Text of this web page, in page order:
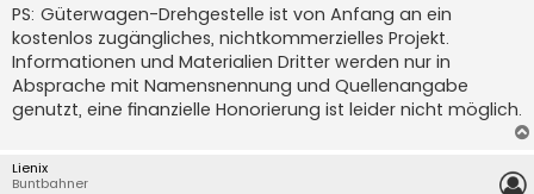
PS: Güterwagen-Drehgestelle ist von Anfang an ein
kostenlos zugängliches, nichtkommerzielles Projekt.
Informationen und Materialien Dritter werden nur in
Absprache mit Namensnennung und Quellenangabe
genutzt, eine finanzielle Honorierung ist leider nicht möglich.
Lienix
Buntbahner